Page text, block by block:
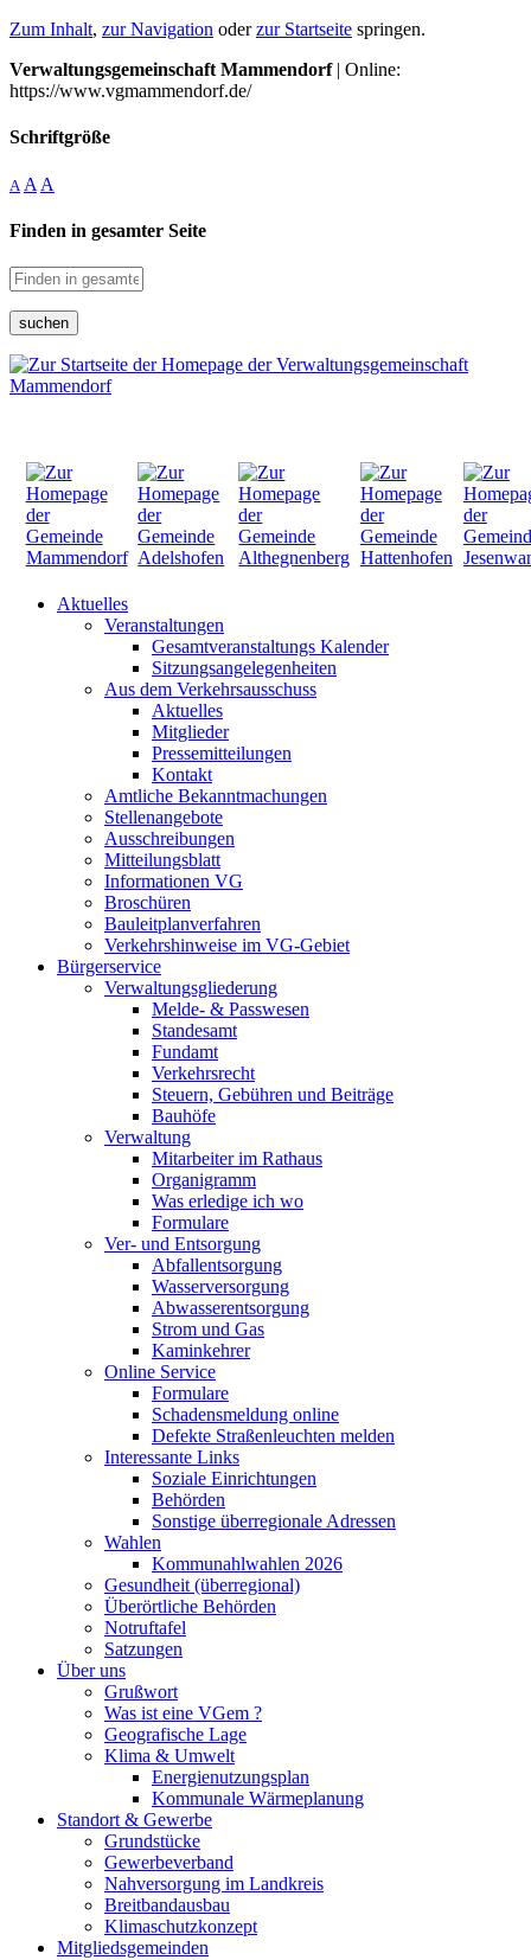
Zum Inhalt, zur Navigation oderzur Startseite springen.
Verwaltungsgemeinschaft Mammendorf| Online:
https://www.vgmammendorf.de/
Schriftgröße
A A A
Finden in gesamter Seite
suchen
Aktuelles
Veranstaltungen
Gesamtveranstaltungs Kalender
Sitzungsangelegenheiten
Aus dem Verkehrsausschuss
Aktuelles
Mitglieder
Pressemitteilungen
Kontakt
Amtliche Bekanntmachungen
Stellenangebote
Ausschreibungen
Mitteilungsblatt
Informationen VG
Broschüren
Bauleitplanverfahren
Verkehrshinweise im VG-Gebiet
Bürgerservice
Verwaltungsgliederung
Melde- & Passwesen
Standesamt
Fundamt
Verkehrsrecht
Steuern, Gebühren und Beiträge
Bauhöfe
Verwaltung
Mitarbeiter im Rathaus
Organigramm
Was erledige ich wo
Formulare
Ver- und Entsorgung
Abfallentsorgung
Wasserversorgung
Abwasserentsorgung
Strom und Gas
Kaminkehrer
Online Service
Formulare
Schadensmeldung online
Defekte Straßenleuchten melden
Interessante Links
Soziale Einrichtungen
Behörden
Sonstige überregionale Adressen
Wahlen
Kommunahlwahlen 2026
Gesundheit (überregional)
Überörtliche Behörden
Notruftafel
Satzungen
Über uns
Grußwort
Was ist eine VGem ?
Geografische Lage
Klima & Umwelt
Energienutzungsplan
Kommunale Wärmeplanung
Standort & Gewerbe
Grundstücke
Gewerbeverband
Nahversorgung im Landkreis
Breitbandausbau
Klimaschutzkonzept
Mitgliedsgemeinden